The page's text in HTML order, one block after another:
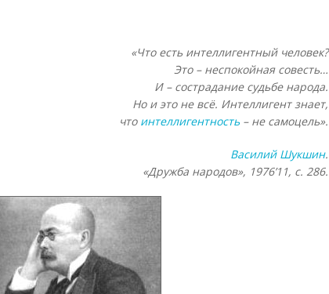
«Что есть интеллигентный человек?
Это – неспокойная совесть…
И – сострадание судьбе народа.
Но и это не всё. Интеллигент знает,
что интеллигентность– не самоцель».
Василий Шукшин.
«Дружба народов», 1976’11, с. 286.